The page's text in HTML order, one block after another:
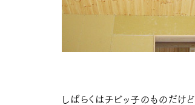
しばらくはチビッ子のものだけど